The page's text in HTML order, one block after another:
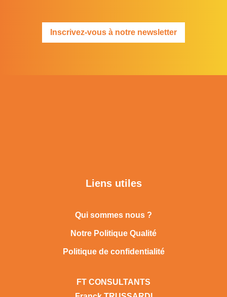
Inscrivez-vous à notre newsletter
Liens utiles
Qui sommes nous ?
Notre Politique Qualité
Politique de confidentialité
FT CONSULTANTS